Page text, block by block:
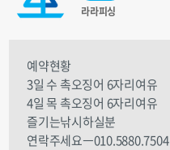
라라피싱
예약현황
3일 수 촉오징어 6자리여유
4일 목 촉오징어 6자리여유
즐기는낚시하실분
연락주세요ㅡ010.5880.7504